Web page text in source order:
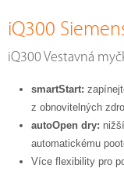
iQ300
iQ300 Vestavná
smartStart:
z obnovitelných
autoOpen dry:
automatickému
Více flexibility pro